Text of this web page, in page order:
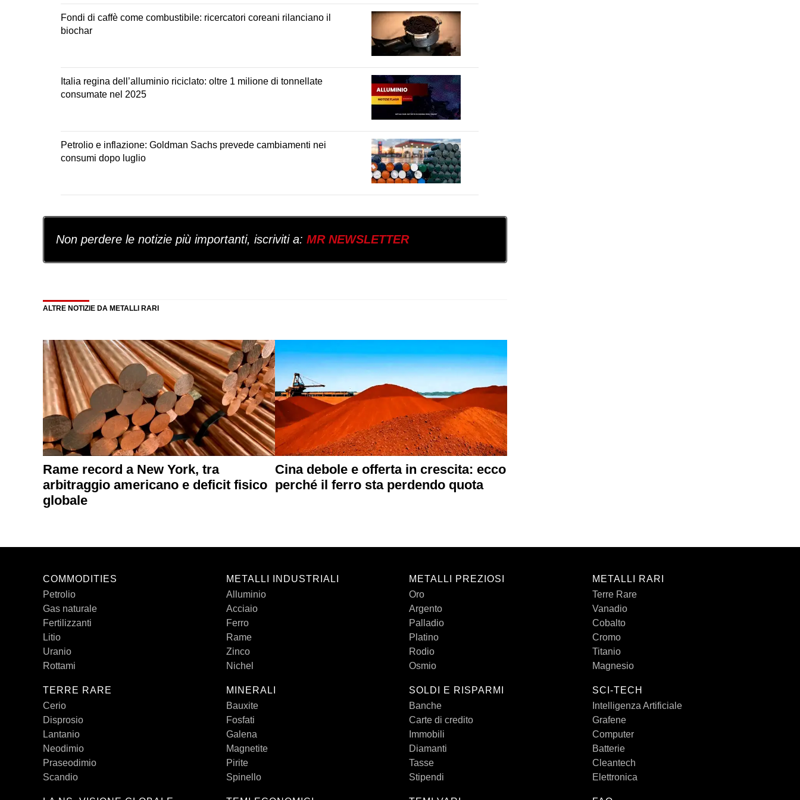
Fondi di caffè come combustibile: ricercatori coreani rilanciano il
biochar
Italia regina dell’alluminio riciclato: oltre 1 milione di tonnellate
consumate nel 2025
Petrolio e inflazione: Goldman Sachs prevede cambiamenti nei
consumi dopo luglio
Non perdere le notizie più importanti, iscriviti a: MR NEWSLETTER
ALTRE NOTIZIE DA METALLI RARI
Rame record a New York, tra
arbitraggio americano e deficit fisico
globale
Cina debole e offerta in crescita: ecco
perché il ferro sta perdendo quota
COMMODITIES
Petrolio
Gas naturale
Fertilizzanti
Litio
Uranio
Rottami
TERRE RARE
Cerio
Disprosio
Lantanio
Neodimio
Praseodimio
Scandio
METALLI INDUSTRIALI
Alluminio
Acciaio
Ferro
Rame
Zinco
Nichel
MINERALI
Bauxite
Fosfati
Galena
Magnetite
Pirite
Spinello
METALLI PREZIOSI
Oro
Argento
Palladio
Platino
Rodio
Osmio
SOLDI E RISPARMI
Banche
Carte di credito
Immobili
Diamanti
Tasse
Stipendi
METALLI RARI
Terre Rare
Vanadio
Cobalto
Cromo
Titanio
Magnesio
SCI-TECH
Intelligenza Artificiale
Grafene
Computer
Batterie
Cleantech
Elettronica